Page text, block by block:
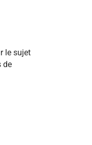
le sujet
de